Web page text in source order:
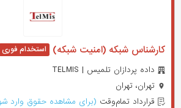
کارشناس شبکه (امنیت شبکه)
داده پردازان تلمیس | TELMIS
تهران، تهران
قرارداد تمام‌وقت (برای مشاهده حقوق وارد